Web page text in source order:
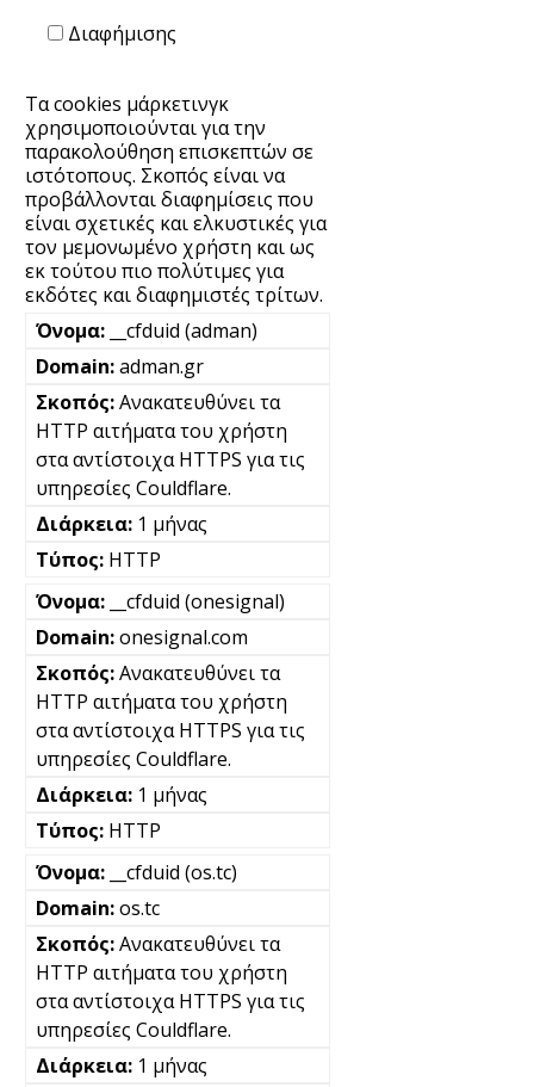
Διαφήμισης
Τα cookies μάρκετινγκ
χρησιμοποιούνται για την
παρακολούθηση επισκεπτών σε
ιστότοπους. Σκοπός είναι να
προβάλλονται διαφημίσεις που
είναι σχετικές και ελκυστικές για
τον μεμονωμένο χρήστη και ως
εκ τούτου πιο πολύτιμες για
εκδότες και διαφημιστές τρίτων.
__cfduid (adman)
adman.gr
Ανακατευθύνει τα
HTTP αιτήματα του χρήστη
στα αντίστοιχα HTTPS για τις
υπηρεσίες Couldflare.
1 μήνας
HTTP
__cfduid (onesignal)
onesignal.com
Ανακατευθύνει τα
HTTP αιτήματα του χρήστη
στα αντίστοιχα HTTPS για τις
υπηρεσίες Couldflare.
1 μήνας
HTTP
__cfduid (os.tc)
os.tc
Ανακατευθύνει τα
HTTP αιτήματα του χρήστη
στα αντίστοιχα HTTPS για τις
υπηρεσίες Couldflare.
1 μήνας